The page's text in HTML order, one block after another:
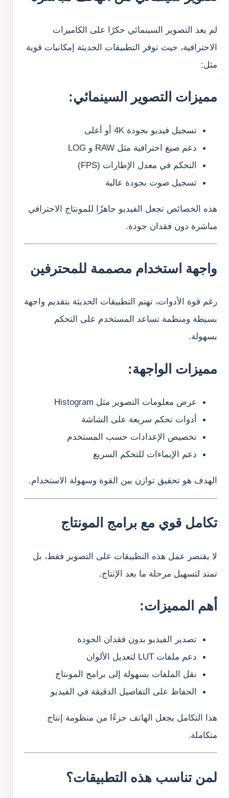
لم يعد التصوير السينمائي حكرًا على الكاميرات
الاحترافية، حيث توفر التطبيقات الحديثة إمكانيات قوية
مثل:
مميزات التصوير السينمائي:
تسجيل فيديو بجودة 4K أو أعلى
دعم صيغ احترافية مثل RAW و LOG
التحكم في معدل الإطارات (FPS)
تسجيل صوت بجودة عالية
هذه الخصائص تجعل الفيديو جاهزًا للمونتاج الاحترافي
مباشرة دون فقدان جودة.
واجهة استخدام مصممة للمحترفين
رغم قوة الأدوات، تهتم التطبيقات الحديثة بتقديم واجهة
بسيطة ومنظمة تساعد المستخدم على التحكم
بسهولة.
مميزات الواجهة:
عرض معلومات التصوير مثل Histogram
أدوات تحكم سريعة على الشاشة
تخصيص الإعدادات حسب المستخدم
دعم الإيماءات للتحكم السريع
الهدف هو تحقيق توازن بين القوة وسهولة الاستخدام.
تكامل قوي مع برامج المونتاج
لا يقتصر عمل هذه التطبيقات على التصوير فقط، بل
تمتد لتسهيل مرحلة ما بعد الإنتاج.
أهم المميزات:
تصدير الفيديو بدون فقدان الجودة
دعم ملفات LUT لتعديل الألوان
نقل الملفات بسهولة إلى برامج المونتاج
الحفاظ على التفاصيل الدقيقة في الفيديو
هذا التكامل يجعل الهاتف جزءًا من منظومة إنتاج
متكاملة.
لمن تناسب هذه التطبيقات؟